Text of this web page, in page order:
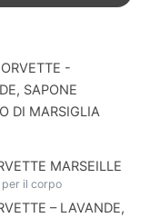
MARSEILLE
il corpo
– LAVANDE,